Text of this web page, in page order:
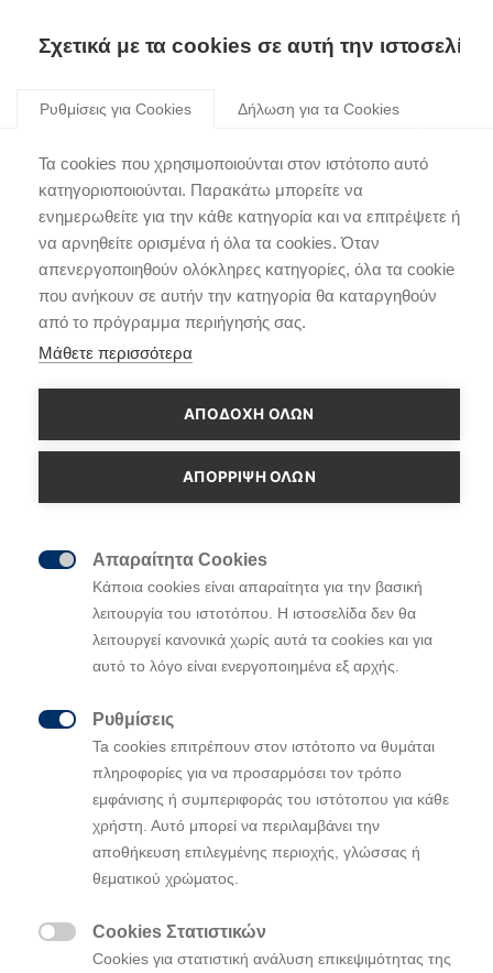
Σχετικά με τα cookies σε αυτή την ιστοσελίδα
Ρυθμίσεις για Cookies Δήλωση για τα Cookies
Τα cookies που χρησιμοποιούνται στον ιστότοπο αυτό
κατηγοριοποιούνται. Παρακάτω μπορείτε να
ενημερωθείτε για την κάθε κατηγορία και να επιτρέψετε ή
να αρνηθείτε ορισμένα ή όλα τα cookies. Όταν
απενεργοποιηθούν ολόκληρες κατηγορίες, όλα τα cookie
που ανήκουν σε αυτήν την κατηγορία θα καταργηθούν
από το πρόγραμμα περιήγησής σας.
Μάθετε περισσότερα
ΑΠΟΔΟΧΗ ΟΛΩΝ
ΑΠΌΡΡΙΨΗ ΌΛΩΝ
Απαραίτητα Cookies
Κάποια cookies είναι απαραίτητα για την βασική
λειτουργία του ιστοτόπου. Η ιστοσελίδα δεν θα
λειτουργεί κανονικά χωρίς αυτά τα cookies και για
αυτό το λόγο είναι ενεργοποιημένα εξ αρχής.
Ρυθμίσεις
Ta cookies επιτρέπουν στον ιστότοπο να θυμάται
πληροφορίες για να προσαρμόσει τον τρόπο
εμφάνισης ή συμπεριφοράς του ιστότοπου για κάθε
χρήστη. Αυτό μπορεί να περιλαμβάνει την
αποθήκευση επιλεγμένης περιοχής, γλώσσας ή
θεματικού χρώματος.
Cookies Στατιστικών
Cookies για στατιστική ανάλυση επικεψιμότητας της